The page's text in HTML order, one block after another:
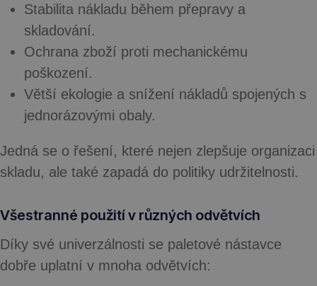
Stabilita nákladu během přepravy a
skladování.
Ochrana zboží proti mechanickému
poškození.
Větší ekologie a snížení nákladů spojených s
jednorázovými obaly.
Jedná se o řešení, které nejen zlepšuje organizaci
skladu, ale také zapadá do politiky udržitelnosti.
Všestranné použití v různých odvětvích
Díky své univerzálnosti se paletové nástavce
dobře uplatní v mnoha odvětvích: